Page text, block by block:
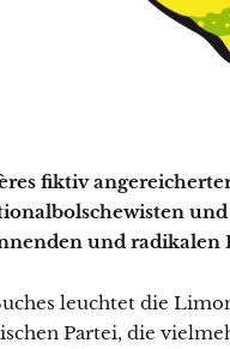
fiktiv
und radikalen
leuchtet die
Partei, die